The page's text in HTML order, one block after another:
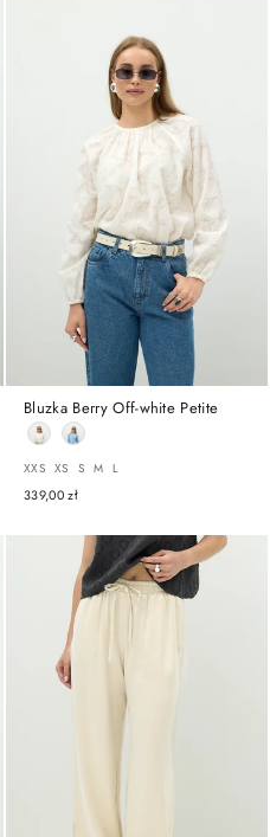
Bluzka Berry Off-white Petite
ROZMIAR
XXS XS S M L
339,00 zł